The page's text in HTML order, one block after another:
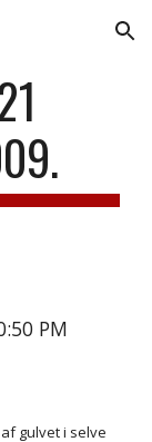
Skip to navigation
PM
gulvet i selve